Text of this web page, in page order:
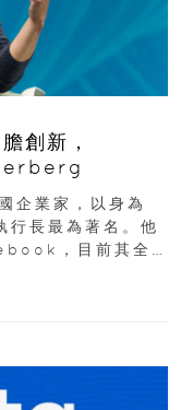
創新，
業家，以身為
長最為著名。他
，目前其全